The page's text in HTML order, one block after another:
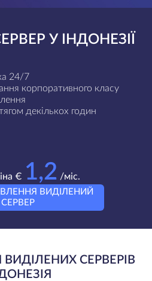
У ІНДОНЕЗІЇ
24/7
корпоративного класу
декількох годин
€ 1,2 /міс.
ВИДІЛЕНИЙ
СЕРВЕР
СЕРВЕРІВ